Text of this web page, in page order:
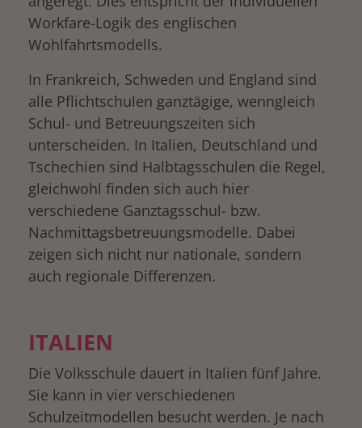
Workfare-Logik des englischen
Wohlfahrtsmodells.
In Frankreich, Schweden und England sind
alle Pflichtschulen ganztägige, wenngleich
Schul- und Betreuungszeiten sich
unterscheiden. In Italien, Deutschland und
Tschechien sind Halbtagsschulen die Regel,
gleichwohl finden sich auch hier
verschiedene Ganztagsschul- bzw.
Nachmittagsbetreuungsmodelle. Dabei
zeigen sich nicht nur nationale, sondern
auch regionale Differenzen.
ITALIEN
Die Volksschule dauert in Italien fünf Jahre.
Sie kann in vier verschiedenen
Schulzeitmodellen besucht werden. Je nach